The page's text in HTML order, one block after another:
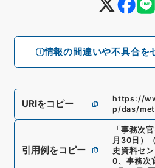
情報の間違いや不具合を
URIをコピー
https://
p/das/
引用例をコピー
「事務次
月30日）（
史資料セ
0、 事務次